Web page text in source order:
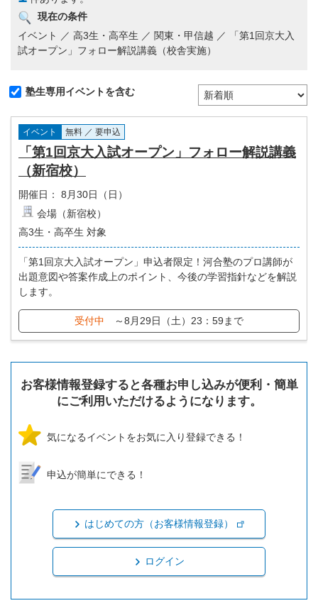
現在の条件
イベント ／ 高3生・高卒生 ／ 関東・甲信越 ／ 「第1回京大入
試オープン」フォロー解説講義（校舎実施）
塾生専用イベントを含む
イベント 無料 ／ 要申込
「第1回京大入試オープン」フォロー解説講義
（新宿校）
開催日：
8月30日（日）
会場（新宿校）
高3生・高卒生 対象
「第1回京大入試オープン」申込者限定！河合塾のプロ講師が
出題意図や答案作成上のポイント、今後の学習指針などを解説
します。
受付中 ～8月29日（土）23：59まで
お客様情報登録すると各種お申し込みが便利・簡単
にご利用いただけるようになります。
気になるイベントをお気に入り登録できる！
申込が簡単にできる！
はじめての方（お客様情報登録）
ログイン